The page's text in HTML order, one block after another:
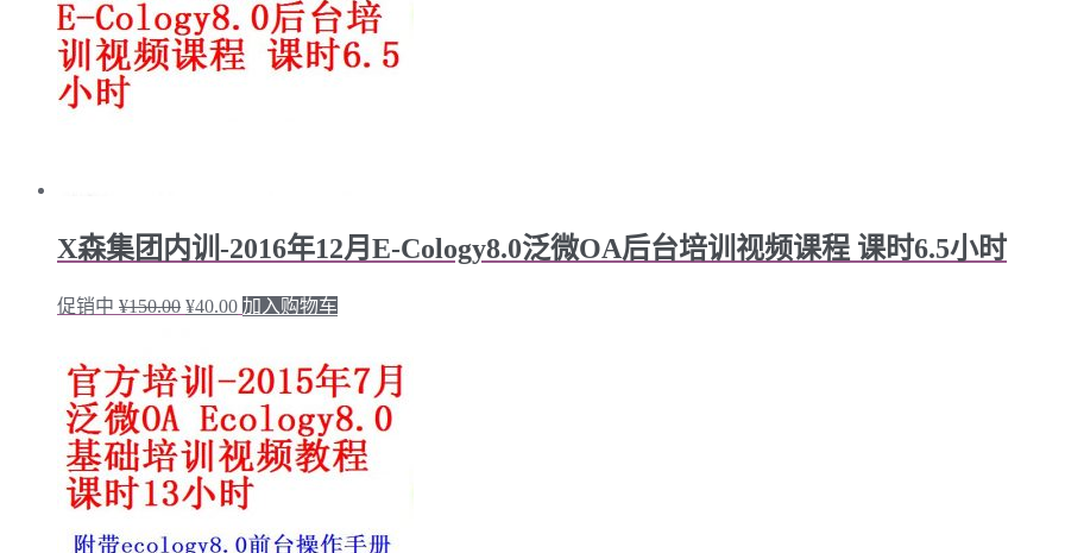
X森集团内训-2016年12月E-Cology8.0泛微OA后台培训视频课程 课时6.5小时
促销中 ¥150.00 ¥40.00 加入购物车